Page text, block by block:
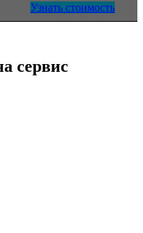
Узнать стоимость
сервис